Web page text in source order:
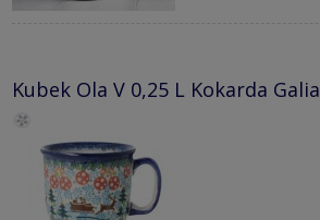
Kubek Ola V 0,25 L Kokarda Galia